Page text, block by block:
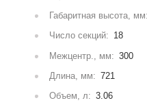
Габаритная высота, мм:
Число секций: 18
Межцентр., мм: 300
Длина, мм: 721
Объем, л: 3.06